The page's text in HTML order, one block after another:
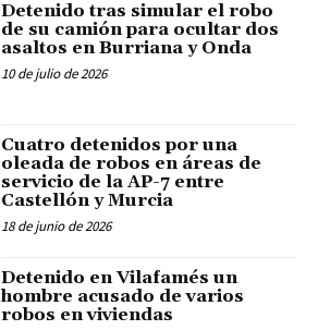
Detenido tras simular el robo
de su camión para ocultar dos
asaltos en Burriana y Onda
10 de julio de 2026
Cuatro detenidos por una
oleada de robos en áreas de
servicio de la AP-7 entre
Castellón y Murcia
18 de junio de 2026
Detenido en Vilafamés un
hombre acusado de varios
robos en viviendas